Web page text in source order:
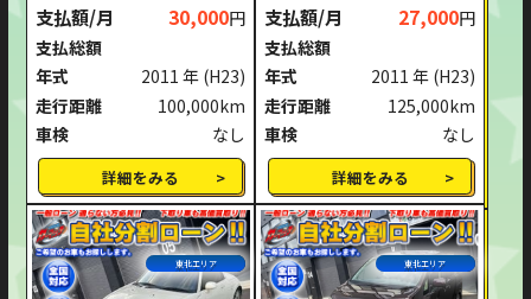
支払額/月 30,000円
支払総額
年式
2011 年 (H23)
走行距離
100,000km
車検
なし
詳細をみる
支払額/月 27,000円
支払総額
年式
2011 年 (H23)
走行距離
125,000km
車検
なし
詳細をみる
東北エリア 東北エリア